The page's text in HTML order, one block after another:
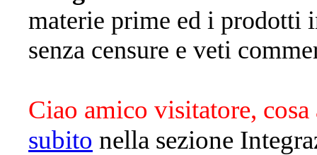
materie prime ed i prodotti
senza censure e veti
Ciao amico visitatore, cosa
subito nella sezione